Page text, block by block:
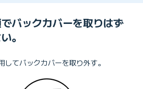
バックカバーを取りはず
。
してバックカバーを取り外す。